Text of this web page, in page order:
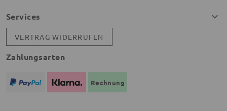
Services
VERTRAG WIDERRUFEN
Zahlungsarten
Rechnung